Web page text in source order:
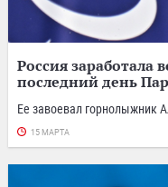
Россия заработала
последний день
Ее завоевал горнолыжник
15 МАРТА